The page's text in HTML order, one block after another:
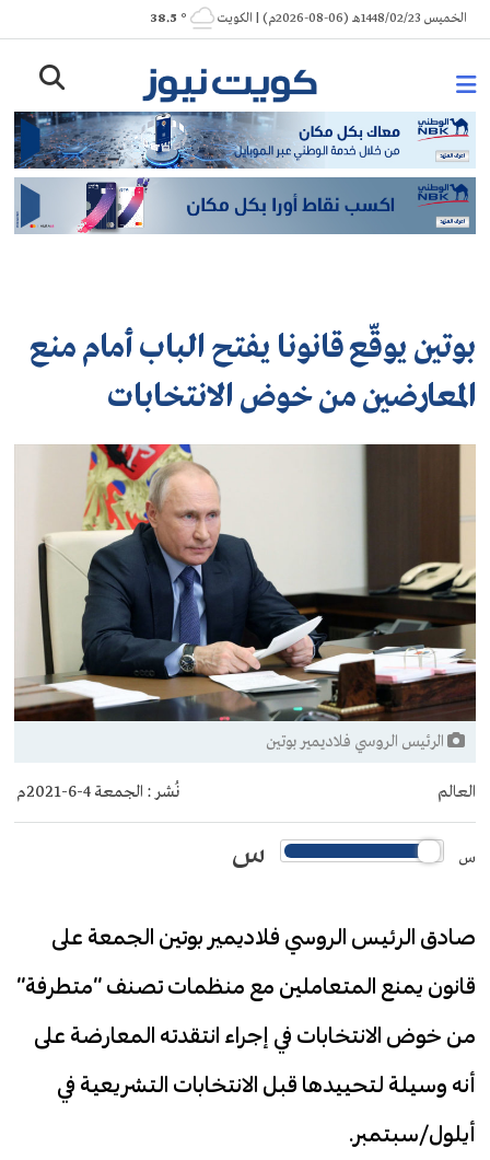
Skip
to
الخميس 1448/02/23هـ (06-08-2026م) | الكويت ° 38.5
بوتين يوقّع قانونا يفتح الباب أمام منع
المعارضين من خوض الانتخابات
الرئيس الروسي فلاديمير بوتين
العالم نُشر : الجمعة 4-6-2021م
س س
صادق الرئيس الروسي فلاديمير بوتين الجمعة على
قانون يمنع المتعاملين مع منظمات تصنف “متطرفة”
من خوض الانتخابات في إجراء انتقدته المعارضة على
أنه وسيلة لتحييدها قبل الانتخابات التشريعية في
أيلول/سبتمبر.